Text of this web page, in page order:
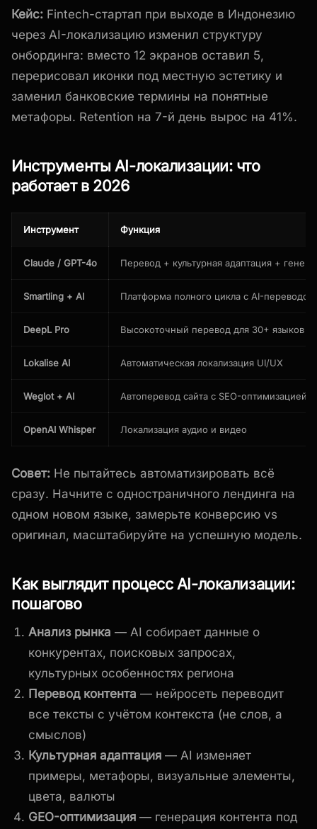
Кейс: Fintech-стартап при выходе в Индонезию
через AI-локализацию изменил структуру
онбординга: вместо 12 экранов оставил 5,
перерисовал иконки под местную эстетику и
заменил банковские термины на понятные
метафоры. Retention на 7-й день вырос на 41%.
Инструменты AI-локализации: что
работает в 2026
Инструмент Функция
Claude / GPT-4o Перевод + культурная адаптация +
Smartling + AI Платформа полного цикла с AI-переводом
DeepL Pro Высокоточный перевод для 30+ языков
Lokalise AI Автоматическая локализация UI/UX
Weglot + AI Автоперевод сайта с SEO-оптимизацией
OpenAI Whisper Локализация аудио и видео
Совет: Не пытайтесь автоматизировать всё
сразу. Начните с одностраничного лендинга на
одном новом языке, замерьте конверсию vs
оригинал, масштабируйте на успешную модель.
Как выглядит процесс AI-локализации:
пошагово
Анализ рынка — AI собирает данные о
конкурентах, поисковых запросах,
культурных особенностях региона
Перевод контента — нейросеть переводит
все тексты с учётом контекста (не слов, а
смыслов)
Культурная адаптация — AI изменяет
примеры, метафоры, визуальные элементы,
цвета, валюты
GEO-оптимизация — генерация контента под